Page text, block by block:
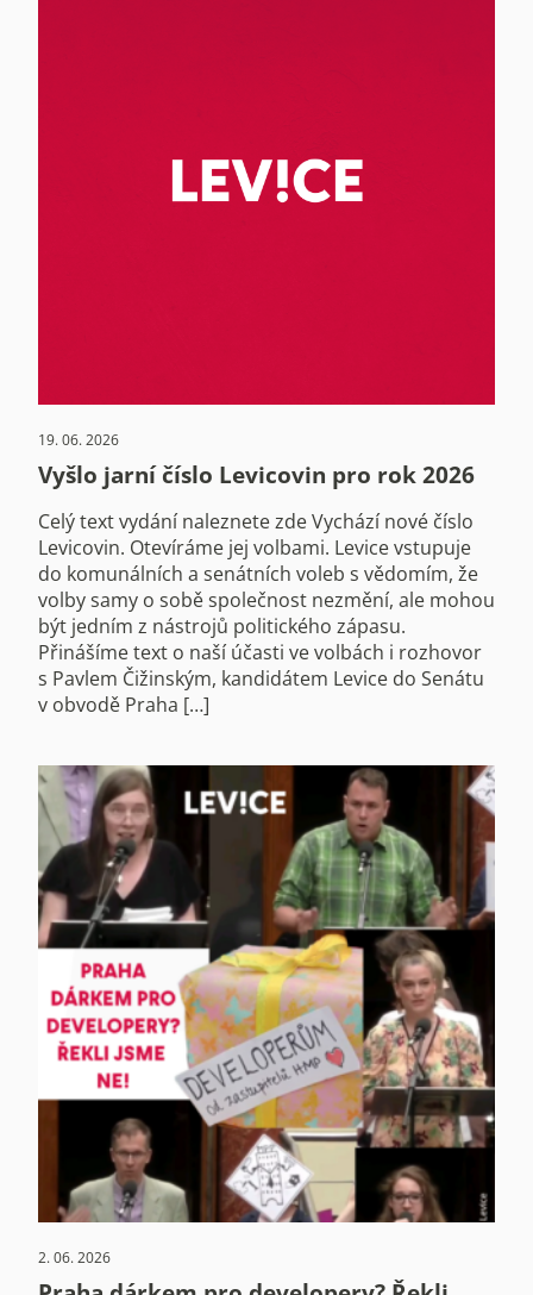
19. 06. 2026
Vyšlo jarní číslo Levicovin pro rok 2026
Celý text vydání naleznete zde Vychází nové číslo
Levicovin. Otevíráme jej volbami. Levice vstupuje
do komunálních a senátních voleb s vědomím, že
volby samy o sobě společnost nezmění, ale mohou
být jedním z nástrojů politického zápasu.
Přinášíme text o naší účasti ve volbách i rozhovor
s Pavlem Čižinským, kandidátem Levice do Senátu
v obvodě Praha […]
2. 06. 2026